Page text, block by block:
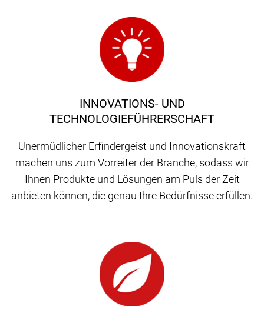
INNOVATIONS- UND
TECHNOLOGIEFÜHRERSCHAFT
Unermüdlicher Erfindergeist und Innovationskraft
machen uns zum Vorreiter der Branche, sodass wir
Ihnen Produkte und Lösungen am Puls der Zeit
anbieten können, die genau Ihre Bedürfnisse erfüllen.